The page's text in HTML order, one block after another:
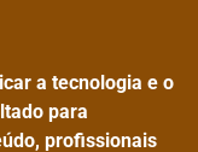
a tecnologia e o
para
profissionais